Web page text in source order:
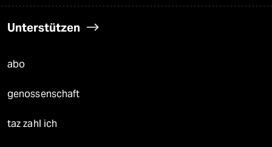
Unterstützen
abo
genossenschaft
taz zahl ich